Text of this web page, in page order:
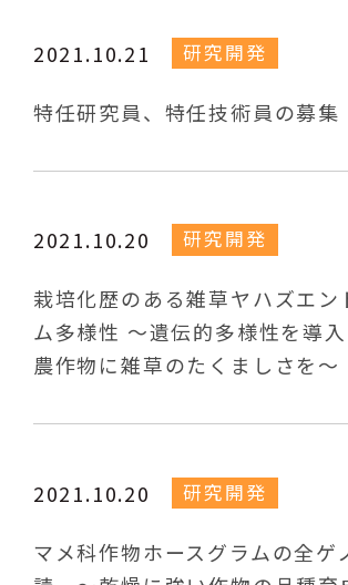
2021.10.21 研究開発
特任研究員、特任技術員の募集
2021.10.20 研究開発
栽培化歴のある雑草ヤハズエン
ム多様性 ～遺伝的多様性を導
農作物に雑草のたくましさを～
2021.10.20 研究開発
マメ科作物ホースグラムの全ゲ